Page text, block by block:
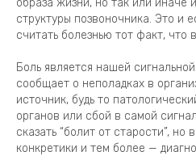
структуры позвоночника. Это и
считать болезнью тот факт, что
Боль является нашей
сообщает о неполадках в
источник, будь то
органов или сбой в самой
сказать “болит от старости”, но
конкретики и тем более —